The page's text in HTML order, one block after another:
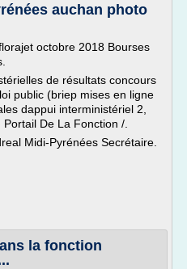
auchan photo
octobre 2018 Bourses
de résultats concours
public (briep mises en ligne
dappui interministériel 2,
De La Fonction /.
Midi-Pyrénées Secrétaire.
la fonction